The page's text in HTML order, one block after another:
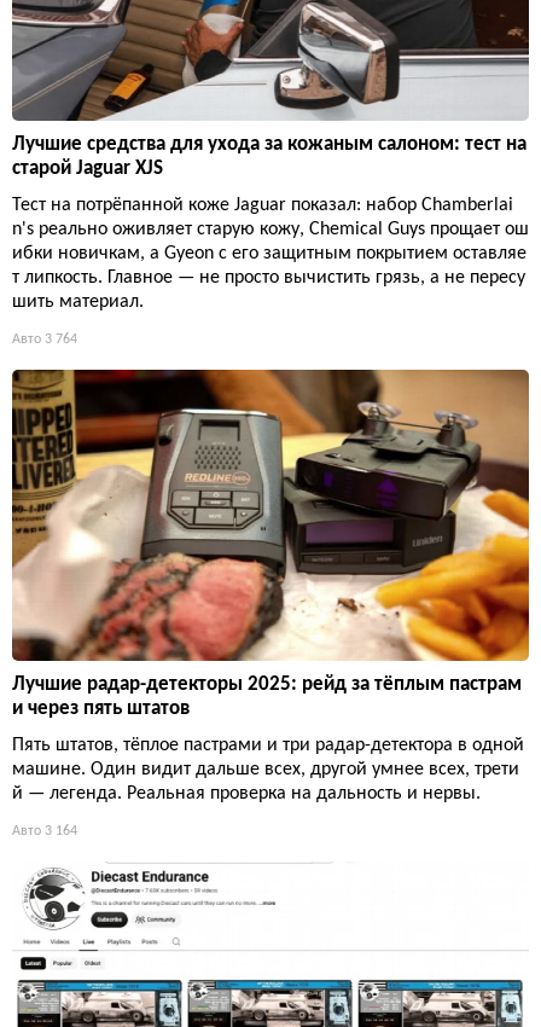
Лучшие средства для ухода за кожаным салоном: тест на
старой Jaguar XJS
Тест на потрёпанной коже Jaguar показал: набор Chamberlai
n's реально оживляет старую кожу, Chemical Guys прощает ош
ибки новичкам, а Gyeon с его защитным покрытием оставляе
т липкость. Главное — не просто вычистить грязь, а не пересу
шить материал.
Авто 3 764
Лучшие радар-детекторы 2025: рейд за тёплым пастрам
и через пять штатов
Пять штатов, тёплое пастрами и три радар-детектора в одной
машине. Один видит дальше всех, другой умнее всех, трети
й — легенда. Реальная проверка на дальность и нервы.
Авто 3 164